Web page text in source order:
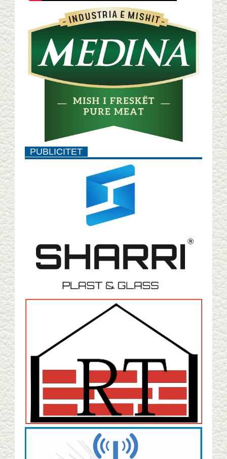
PUBLICITET